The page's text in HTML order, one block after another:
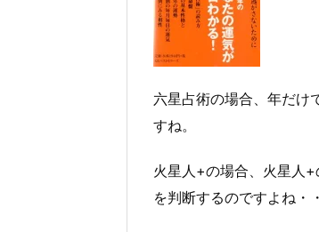
六星占術の場合、年だけ
すね。
火星人+の場合、火星人
を判断するのですよね・